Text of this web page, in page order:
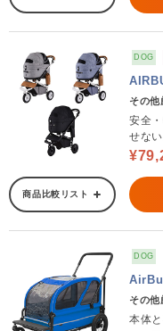
DOG
その他
安全
せな
商品比較リスト
DOG
その他
本体